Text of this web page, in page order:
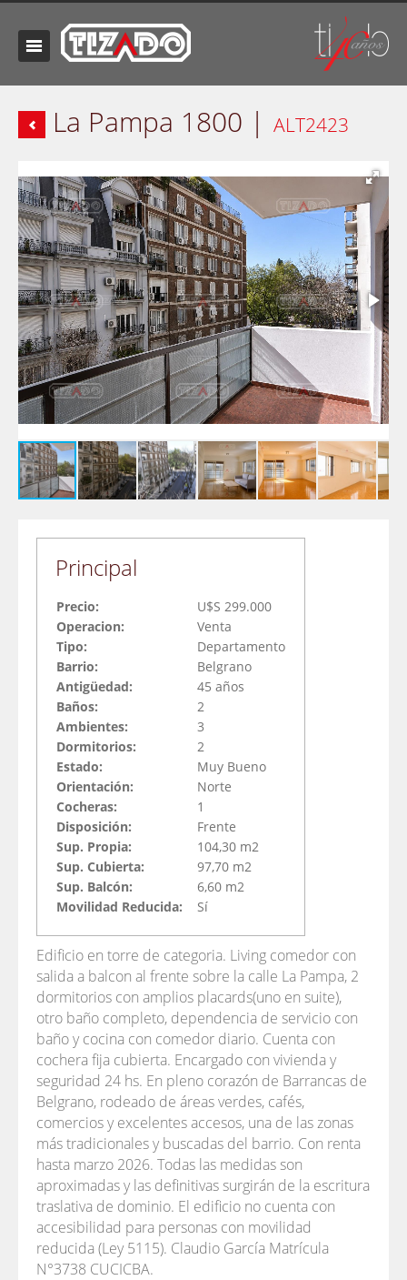
La Pampa 1800 | ALT2423
Principal
Precio:
U$S 299.000
Operacion:
Venta
Tipo:
Departamento
Barrio:
Belgrano
Antigüedad:
45 años
Baños:
2
Ambientes:
3
Dormitorios:
2
Estado:
Muy Bueno
Orientación:
Norte
Cocheras:
1
Disposición:
Frente
Sup. Propia:
104,30 m2
Sup. Cubierta:
97,70 m2
Sup. Balcón:
6,60 m2
Movilidad Reducida:
Sí
Edificio en torre de categoria. Living comedor con
salida a balcon al frente sobre la calle La Pampa, 2
dormitorios con amplios placards(uno en suite),
otro baño completo, dependencia de servicio con
baño y cocina con comedor diario. Cuenta con
cochera fija cubierta. Encargado con vivienda y
seguridad 24 hs. En pleno corazón de Barrancas de
Belgrano, rodeado de áreas verdes, cafés,
comercios y excelentes accesos, una de las zonas
más tradicionales y buscadas del barrio. Con renta
hasta marzo 2026. Todas las medidas son
aproximadas y las definitivas surgirán de la escritura
traslativa de dominio. El edificio no cuenta con
accesibilidad para personas con movilidad
reducida (Ley 5115). Claudio García Matrícula
N°3738 CUCICBA.